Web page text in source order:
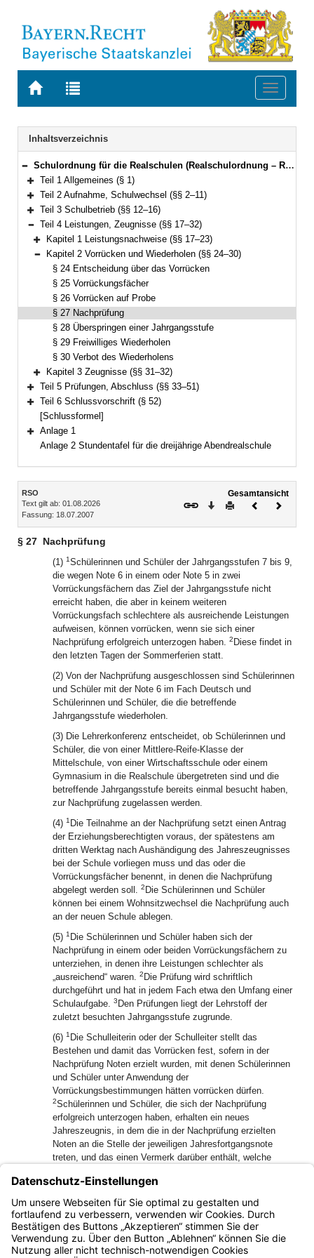
Zur
BAYERN.RECHT
Zur
letzten
Suche
Toggle
Navigation
Inhaltsverzeichnis
Bereich reduzieren
Schulordnung für die Realschulen (Realschulordnung – RSO) Vom 18. Juli 2007 (GVBl. S. 458, ber. S. 585) BayRS 2234-2-K (§§ 1–52)
Bereich erweitern
Teil 1 Allgemeines (§ 1)
Bereich erweitern
Teil 2 Aufnahme, Schulwechsel (§§ 2–11)
Bereich erweitern
Teil 3 Schulbetrieb (§§ 12–16)
Bereich reduzieren
Teil 4 Leistungen, Zeugnisse (§§ 17–32)
Bereich erweitern
Kapitel 1 Leistungsnachweise (§§ 17–23)
Bereich reduzieren
Kapitel 2 Vorrücken und Wiederholen (§§ 24–30)
§ 24 Entscheidung über das Vorrücken
§ 25 Vorrückungsfächer
§ 26 Vorrücken auf Probe
§ 27 Nachprüfung
§ 28 Überspringen einer Jahrgangsstufe
§ 29 Freiwilliges Wiederholen
§ 30 Verbot des Wiederholens
Bereich erweitern
Kapitel 3 Zeugnisse (§§ 31–32)
Bereich erweitern
Teil 5 Prüfungen, Abschluss (§§ 33–51)
Bereich erweitern
Teil 6 Schlussvorschrift (§ 52)
[Schlussformel]
Bereich erweitern
Anlage 1
Anlage 2 Stundentafel für die dreijährige Abendrealschule
Inhalt
RSO
Text gilt ab: 01.08.2026
Fassung: 18.07.2007
Gesamtansicht
Download
DruckenVorheriges
§ 27 Nachprüfung
(1) 1Schülerinnen und Schüler der Jahrgangsstufen 7 bis 9,
die wegen Note 6 in einem oder Note 5 in zwei
Vorrückungsfächern das Ziel der Jahrgangsstufe nicht
erreicht haben, die aber in keinem weiteren
Vorrückungsfach schlechtere als ausreichende Leistungen
aufweisen, können vorrücken, wenn sie sich einer
Nachprüfung erfolgreich unterzogen haben. 2 Diese findet in
den letzten Tagen der Sommerferien statt.
(2) Von der Nachprüfung ausgeschlossen sind Schülerinnen
und Schüler mit der Note 6 im Fach Deutsch und
Schülerinnen und Schüler, die die betreffende
Jahrgangsstufe wiederholen.
(3) Die Lehrerkonferenz entscheidet, ob Schülerinnen und
Schüler, die von einer Mittlere-Reife-Klasse der
Mittelschule, von einer Wirtschaftsschule oder einem
Gymnasium in die Realschule übergetreten sind und die
betreffende Jahrgangsstufe bereits einmal besucht haben,
zur Nachprüfung zugelassen werden.
(4) 1 Die Teilnahme an der Nachprüfung setzt einen Antrag
der Erziehungsberechtigten voraus, der spätestens am
dritten Werktag nach Aushändigung des Jahreszeugnisses
bei der Schule vorliegen muss und das oder die
Vorrückungsfächer benennt, in denen die Nachprüfung
abgelegt werden soll. 2 Die Schülerinnen und Schüler
können bei einem Wohnsitzwechsel die Nachprüfung auch
an der neuen Schule ablegen.
(5) 1 Die Schülerinnen und Schüler haben sich der
Nachprüfung in einem oder beiden Vorrückungsfächern zu
unterziehen, in denen ihre Leistungen schlechter als
„ausreichend“ waren. 2 Die Prüfung wird schriftlich
durchgeführt und hat in jedem Fach etwa den Umfang einer
Schulaufgabe. 3 Den Prüfungen liegt der Lehrstoff der
zuletzt besuchten Jahrgangsstufe zugrunde.
(6) 1 Die Schulleiterin oder der Schulleiter stellt das
Bestehen und damit das Vorrücken fest, sofern in der
Nachprüfung Noten erzielt wurden, mit denen Schülerinnen
und Schüler unter Anwendung der
Vorrückungsbestimmungen hätten vorrücken dürfen.
2Schülerinnen und Schüler, die sich der Nachprüfung
erfolgreich unterzogen haben, erhalten ein neues
Jahreszeugnis, in dem die in der Nachprüfung erzielten
Noten an die Stelle der jeweiligen Jahresfortgangsnote
treten, und das einen Vermerk darüber enthält, welche
(7) Die Bestimmungen für die Nachprüfung gelten für
Schülerinnen und Schüler der zweiten Jahrgangsstufe der
Abendrealschulen entsprechend.